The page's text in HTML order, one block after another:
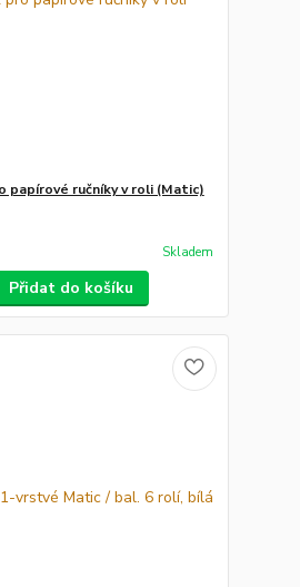
papírové ručníky v roli (Matic)
Skladem
Přidat do košíku